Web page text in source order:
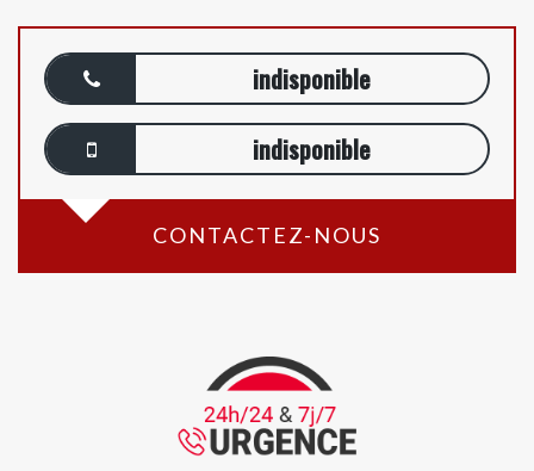
indisponible
indisponible
CONTACTEZ-NOUS